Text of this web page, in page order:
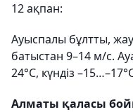
12 ақпан:
Ауыспалы бұлтты,
батыстан 9–14 м/с.
24°С, күндіз
Алматы қаласы